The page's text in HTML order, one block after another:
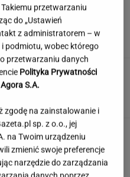
jako jurorka "TzG" to
musiała być uważna"
za późno. To może
przestała służyć dziecku
lat gehenny. "Spłacamy
w których mieszkają
przetwarzaniu
do „Ustawień
z administratorem – w
podmiotu, wobec którego
przetwarzaniu danych
Polityka Prywatności
S.A.
zgodę na zainstalowanie i
sp. z o.o., jej
na Twoim urządzeniu
zmienić swoje preferencje
narzędzie do zarządzania